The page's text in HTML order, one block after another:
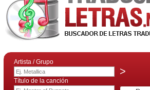
Artista / Grupo
>
Título de la canción